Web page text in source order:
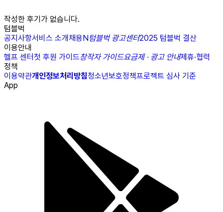
작성한 후기가 없습니다.
텀블벅
공지사항서비스 소개채용N텀블벅 광고센터2025 텀블벅 결산
이용안내
헬프 센터첫 후원 가이드창작자 가이드요금제 · 광고 안내제휴·협력
정책
이용약관개인정보처리방침청소년보호정책프로젝트 심사 기준
App